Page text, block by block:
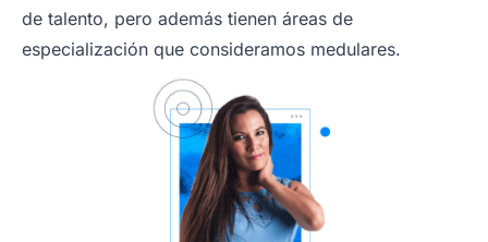
de talento, pero además tienen áreas de
especialización que consideramos medulares.